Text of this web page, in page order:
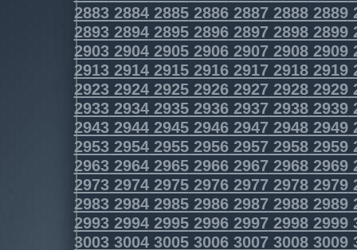
2883288428852886288728882889
2893289428952896289728982899
2903290429052906290729082909
2913291429152916291729182919
2923292429252926292729282929
2933293429352936293729382939
2943294429452946294729482949
2953295429552956295729582959
2963296429652966296729682969
2973297429752976297729782979
2983298429852986298729882989
2993299429952996299729982999
3003300430053006300730083009